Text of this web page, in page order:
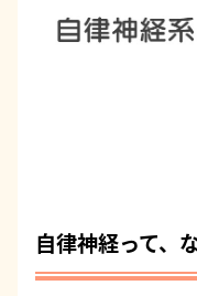
自律神経って、